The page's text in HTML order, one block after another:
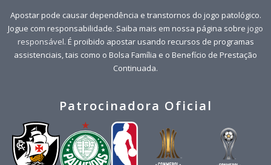
Apostar pode causar dependência e transtornos do jogo patológico.
Jogue com responsabilidade. Saiba mais em nossa página sobre jogo
responsável. É proibido apostar usando recursos de programas
assistenciais, tais como o Bolsa Família e o Benefício de Prestação
Continuada.
Patrocinadora Oficial